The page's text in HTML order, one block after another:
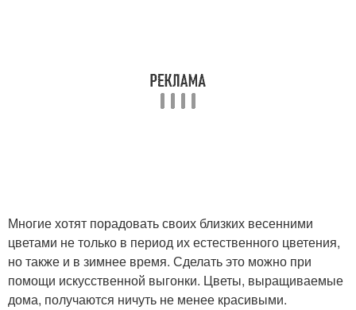
Многие хотят порадовать своих близких весенними
цветами не только в период их естественного цветения,
но также и в зимнее время. Сделать это можно при
помощи искусственной выгонки. Цветы, выращиваемые
дома, получаются ничуть не менее красивыми.